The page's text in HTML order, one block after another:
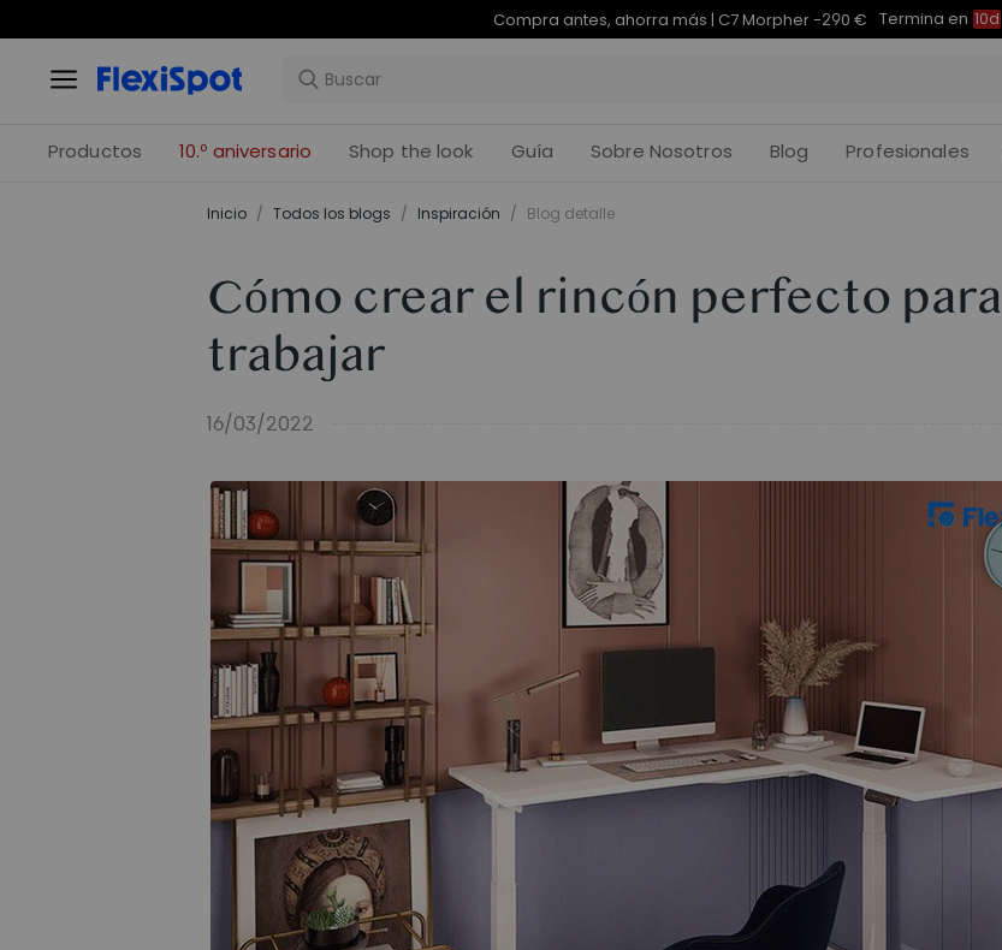
Compra antes, ahorra más | E7 Plus -200 € Termina en 10d :
Productos 10.º aniversario Shop the look Guía Sobre Nosotros Blog Profesionales
Inicio / Todos los blogs / Inspiración / Blog detalle
Cómo crear el rincón perfecto para
trabajar
16/03/2022